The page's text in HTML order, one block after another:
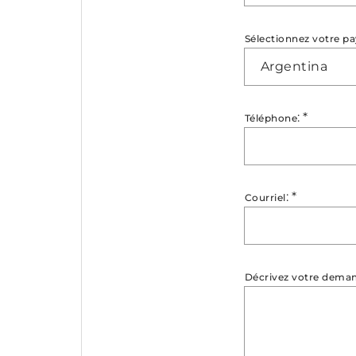
Sélectionnez votre
Argentina
Téléphone:*
Courriel: *
Décrivez votre